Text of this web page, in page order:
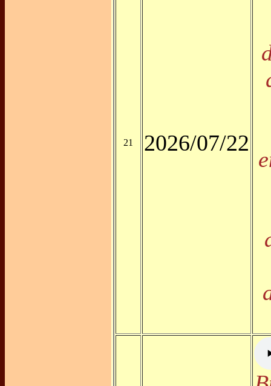
21 2026/07/22